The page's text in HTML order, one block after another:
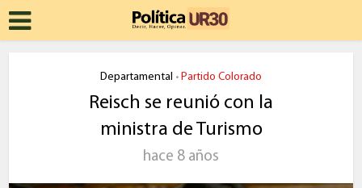
Departamental • Partido Colorado
Reisch se reunió con la
ministra de Turismo
hace 8 años